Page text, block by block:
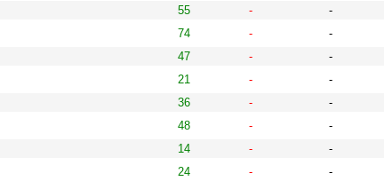
55 - -
74 - -
47 - -
21 - -
36 - -
48 - -
14 - -
24 - -